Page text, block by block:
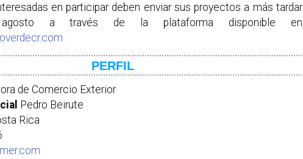
en participar deben enviar sus proyectos a más tardar
a través de la plataforma disponible en
PERFIL
de Comercio Exterior
Pedro Beirute
Rica